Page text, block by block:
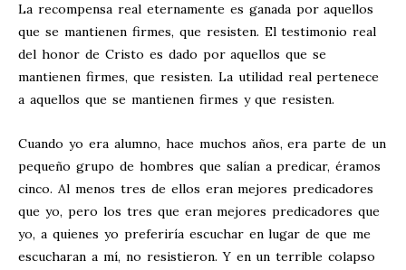
La recompensa real eternamente es ganada por aquellos
que se mantienen firmes, que resisten. El testimonio real
del honor de Cristo es dado por aquellos que se
mantienen firmes, que resisten. La utilidad real pertenece
a aquellos que se mantienen firmes y que resisten.
Cuando yo era alumno, hace muchos años, era parte de un
pequeño grupo de hombres que salían a predicar, éramos
cinco. Al menos tres de ellos eran mejores predicadores
que yo, pero los tres que eran mejores predicadores que
yo, a quienes yo preferiría escuchar en lugar de que me
escucharan a mí, no resistieron. Y en un terrible colapso